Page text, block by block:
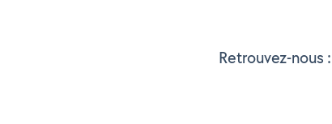
Retrouvez-nous :